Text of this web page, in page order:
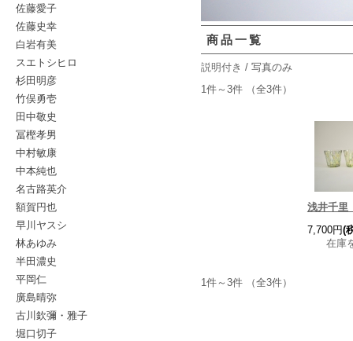
佐藤愛子
佐藤史幸
白岩有美
スエトシヒロ
杉田明彦
竹俣勇壱
田中敬史
冨樫孝男
中村敏康
中本純也
名古路英介
額賀円也
早川ヤスシ
林あゆみ
半田濃史
平岡仁
廣島晴弥
古川欽彌・雅子
堀口切子
商品一覧
説明付き / 写真のみ
1件～3件 （全3件）
浅井千
7,700円(
在庫
1件～3件 （全3件）